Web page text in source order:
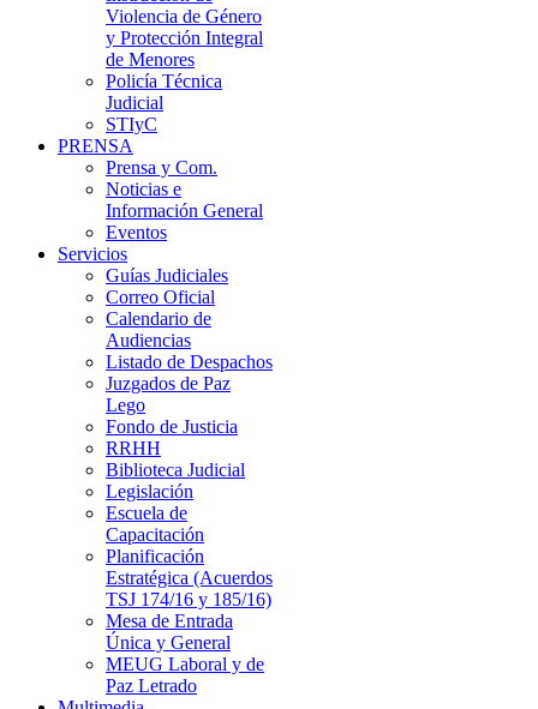
Violencia de Género
y Protección Integral
de Menores
Policía Técnica
Judicial
STIyC
PRENSA
Prensa y Com.
Noticias e
Información General
Eventos
Servicios
Guías Judiciales
Correo Oficial
Calendario de
Audiencias
Listado de Despachos
Juzgados de Paz
Lego
Fondo de Justicia
RRHH
Biblioteca Judicial
Legislación
Escuela de
Capacitación
Planificación
Estratégica (Acuerdos
TSJ 174/16 y 185/16)
Mesa de Entrada
Única y General
MEUG Laboral y de
Paz Letrado